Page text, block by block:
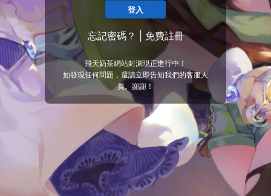
登入
忘記密碼？ 免費註冊
飛天奶茶網站封測現正進行中！
如發現任何問題，還請立即告知我們的客服人
員。謝謝！